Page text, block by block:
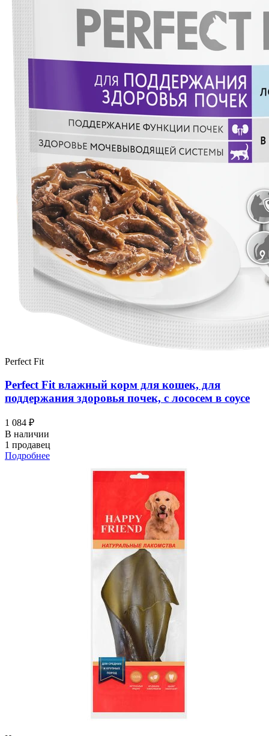
Perfect Fit
Perfect Fit влажный корм для кошек, для
поддержания здоровья почек, с лососем в соусе
1 084 ₽
В наличии
1 продавец
Подробнее